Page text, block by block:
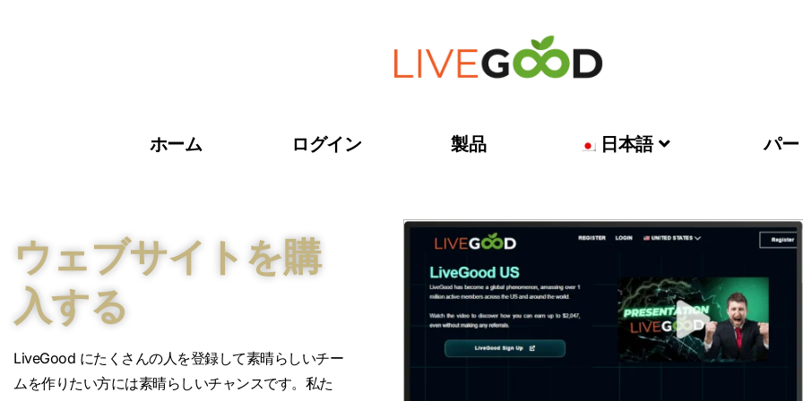
ホーム ログイン 製品 日本語 パ
ウェブサイトを購
入する
LiveGood にたくさんの人を登録して素晴らしいチー
ムを作りたい方には素晴らしいチャンスです。私た